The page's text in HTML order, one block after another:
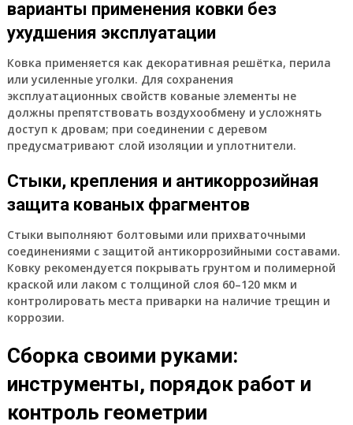
варианты применения ковки без
ухудшения эксплуатации
Ковка применяется как декоративная решётка, перила
или усиленные уголки. Для сохранения
эксплуатационных свойств кованые элементы не
должны препятствовать воздухообмену и усложнять
доступ к дровам; при соединении с деревом
предусматривают слой изоляции и уплотнители.
Стыки, крепления и антикоррозийная
защита кованых фрагментов
Стыки выполняют болтовыми или прихваточными
соединениями с защитой антикоррозийными составами.
Ковку рекомендуется покрывать грунтом и полимерной
краской или лаком с толщиной слоя 60–120 мкм и
контролировать места приварки на наличие трещин и
коррозии.
Сборка своими руками:
инструменты, порядок работ и
контроль геометрии